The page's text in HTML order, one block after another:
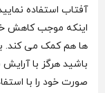
آفتاب استفاده
اینکه موجب کاهش
ها هم کمک می کند.
باشید هرگز با
صورت خود را با